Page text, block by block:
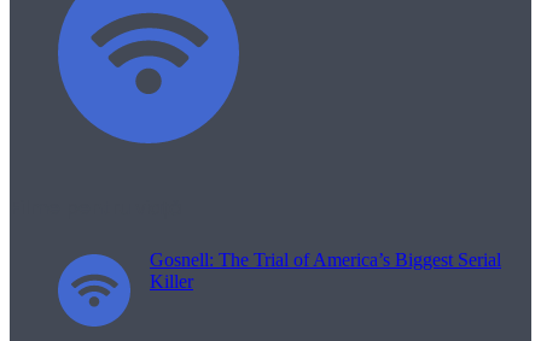
Gosnell: The Trial of America’s Biggest Serial
Killer